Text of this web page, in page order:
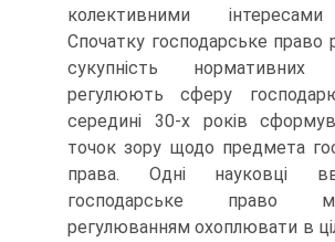
колективними
Спочатку господарське право
сукупність
регулюють сферу
середині 30-х років
точок зору щодо предмета
права. Одні науковці
господарське право
регулюванням охоплювати в